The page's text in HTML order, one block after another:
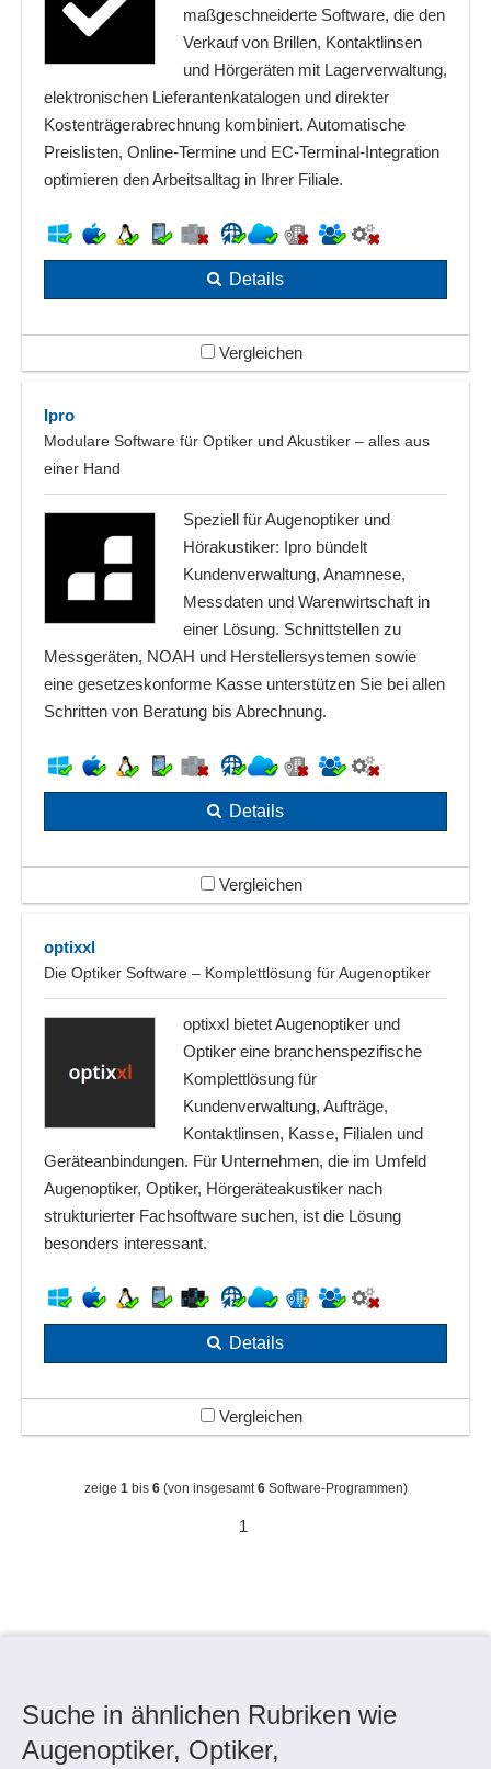
maßgeschneiderte Software, die den
Verkauf von Brillen, Kontaktlinsen
und Hörgeräten mit Lagerverwaltung,
elektronischen Lieferantenkatalogen und direkter
Kostenträgerabrechnung kombiniert. Automatische
Preislisten, Online‑Termine und EC‑Terminal‑Integration
optimieren den Arbeitsalltag in Ihrer Filiale.
Details
Vergleichen
Ipro
Modulare Software für Optiker und Akustiker – alles aus
einer Hand
Speziell für Augenoptiker und
Hörakustiker: Ipro bündelt
Kundenverwaltung, Anamnese,
Messdaten und Warenwirtschaft in
einer Lösung. Schnittstellen zu
Messgeräten, NOAH und Herstellersystemen sowie
eine gesetzeskonforme Kasse unterstützen Sie bei allen
Schritten von Beratung bis Abrechnung.
Details
Vergleichen
optixxl
Die Optiker Software – Komplettlösung für Augenoptiker
optixxl bietet Augenoptiker und
Optiker eine branchenspezifische
Komplettlösung für
Kundenverwaltung, Aufträge,
Kontaktlinsen, Kasse, Filialen und
Geräteanbindungen. Für Unternehmen, die im Umfeld
Augenoptiker, Optiker, Hörgeräteakustiker nach
strukturierter Fachsoftware suchen, ist die Lösung
besonders interessant.
Details
Vergleichen
zeige 1bis 6(von insgesamt6Software-Programmen)
1
Suche in ähnlichen Rubriken wie
Augenoptiker, Optiker,